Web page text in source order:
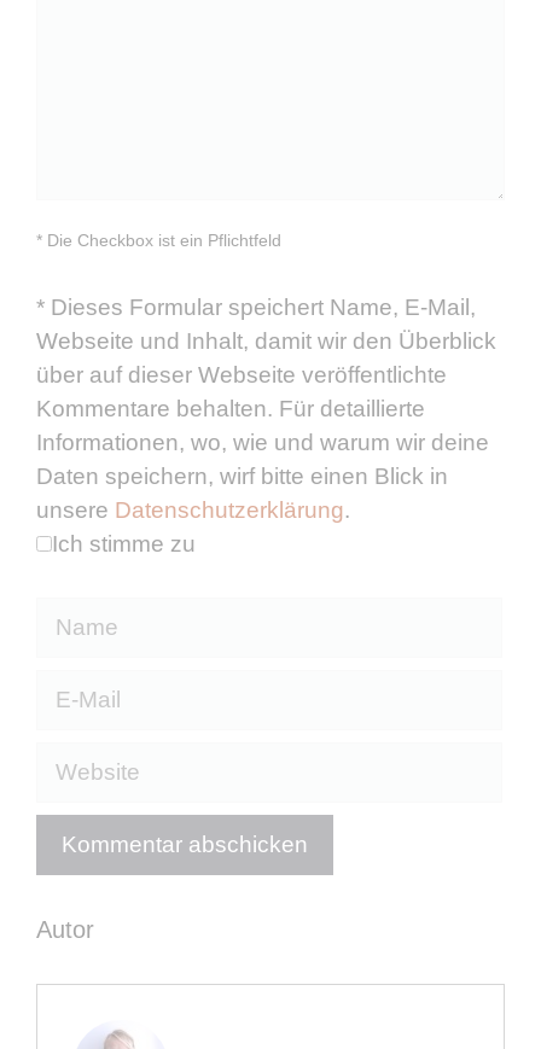
* Die Checkbox ist ein Pflichtfeld
* Dieses Formular speichert Name, E-Mail,
Webseite und Inhalt, damit wir den Überblick
über auf dieser Webseite veröffentlichte
Kommentare behalten. Für detaillierte
Informationen, wo, wie und warum wir deine
Daten speichern, wirf bitte einen Blick in
unsere Datenschutzerklärung.
Ich stimme zu
Website
Autor